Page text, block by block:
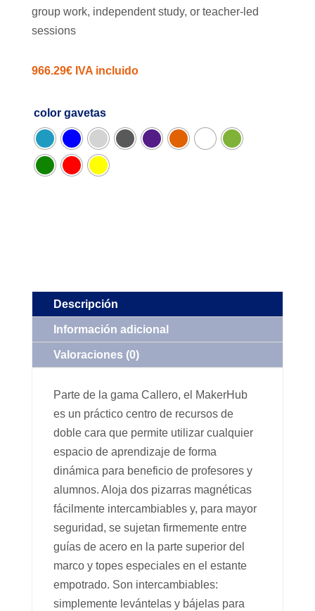
group work, independent study, or teacher-led
sessions
966.29€ IVA incluido
color gavetas
Descripción
Información adicional
Valoraciones (0)
Parte de la gama Callero, el MakerHub
es un práctico centro de recursos de
doble cara que permite utilizar cualquier
espacio de aprendizaje de forma
dinámica para beneficio de profesores y
alumnos. Aloja dos pizarras magnéticas
fácilmente intercambiables y, para mayor
seguridad, se sujetan firmemente entre
guías de acero en la parte superior del
marco y topes especiales en el estante
empotrado. Son intercambiables:
simplemente levántelas y bájelas para